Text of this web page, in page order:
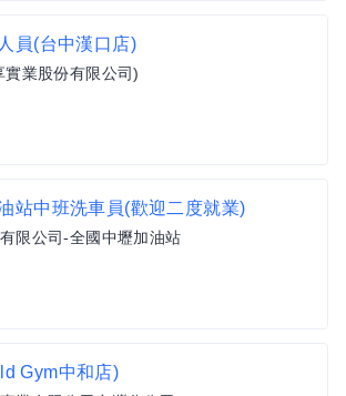
員(台中漢口店)
業股份有限公司)
站中班洗車員(歡迎二度就業)
限公司-全國中壢加油站
Gym中和店)